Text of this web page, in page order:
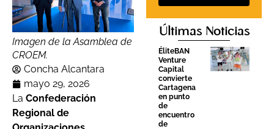
Imagen de la Asamblea de
CROEM.
Concha Alcantara
mayo 29, 2026
La Confederación
Regional de
Últimas Noticias
ÉliteBAN
Venture
Capital
convierte
Cartagena
en punto
de
encuentro
de